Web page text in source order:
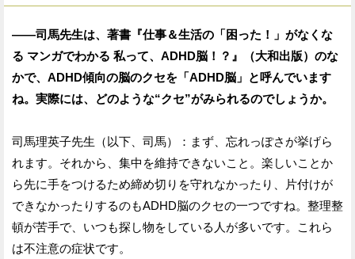
——司馬先生は、著書『仕事＆生活の「困った！」がなくな
る マンガでわかる 私って、ADHD脳！？』（大和出版）のな
かで、ADHD傾向の脳のクセを「ADHD脳」と呼んでいます
ね。実際には、どのような“クセ”がみられるのでしょうか。
司馬理英子先生（以下、司馬）：まず、忘れっぽさが挙げら
れます。それから、集中を維持できないこと。楽しいことか
ら先に手をつけるため締め切りを守れなかったり、片付けが
できなかったりするのもADHD脳のクセの一つですね。整理整
頓が苦手で、いつも探し物をしている人が多いです。これら
は不注意の症状です。